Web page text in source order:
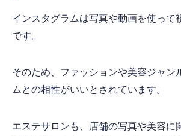
インスタグラムは写真や動画を使って
です。
そのため、ファッションや美容ジャン
ムとの相性がいいとされています。
エステサロンも、店舗の写真や美容に